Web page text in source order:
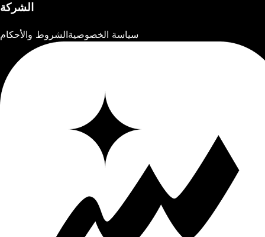
الشركة
سياسة الخصوصيةالشروط والأحكام